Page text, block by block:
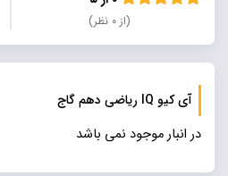
(از ۰ نظر)
آی کیو IQ ریاضی دهم گاج
در انبار موجود نمی باشد